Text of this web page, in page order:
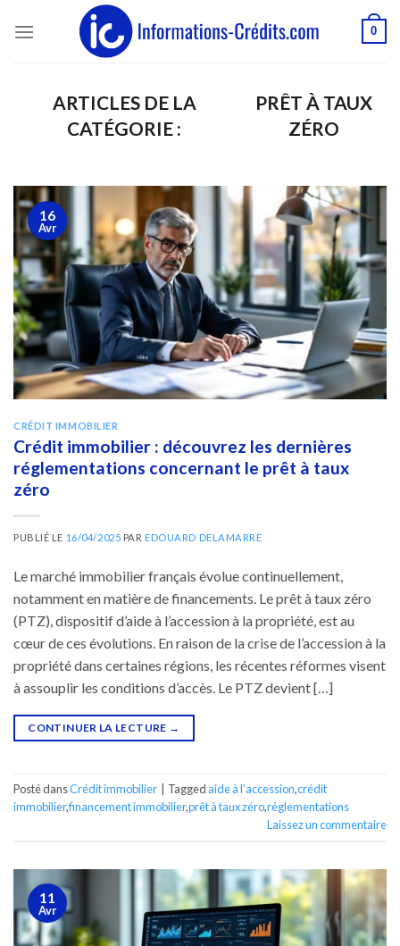
0
PRÊT À TAUX
ZÉRO
16
Avr
CRÉDIT IMMOBILIER
Crédit immobilier : découvrez les dernières
réglementations concernant le prêt à taux
zéro
PUBLIÉ LE 16/04/2025 PAR EDOUARD DELAMARRE
Le marché immobilier français évolue continuellement,
notamment en matière de financements. Le prêt à taux zéro
(PTZ), dispositif d’aide à l’accession à la propriété, est au
cœur de ces évolutions. En raison de la crise de l’accession à la
propriété dans certaines régions, les récentes réformes visent
à assouplir les conditions d’accès. Le PTZ devient […]
CONTINUER LA LECTURE →
Posté dansCrédit immobilier Tagged aide à l'accession,crédit
immobilier,financement immobilier,prêt à taux zéro,réglementations
Laissez un commentaire
11
Avr